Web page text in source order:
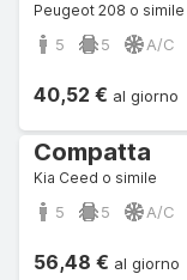
Peugeot 208 o simile
5 5 A/C
40,52 € al giorno
Compatta
Kia Ceed o simile
5 5 A/C
56,48 € al giorno